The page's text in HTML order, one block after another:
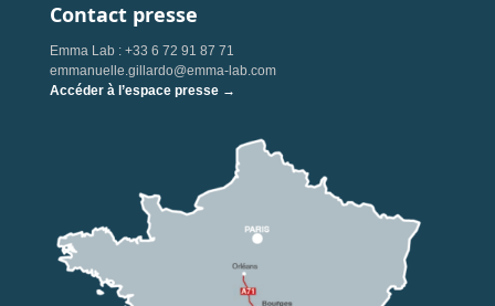
Contact presse
Emma Lab : +33 6 72 91 87 71
emmanuelle.gillardo@emma-lab.com
Accéder à l’espace presse →